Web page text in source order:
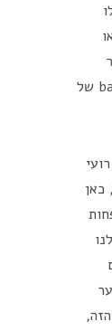
שהרופאים מנסים, שהמוזיקה מנסה ליצור. חבל שבתוכניה לא כתבו מה אלו היו. זיהיתי את bad guy של
כאן